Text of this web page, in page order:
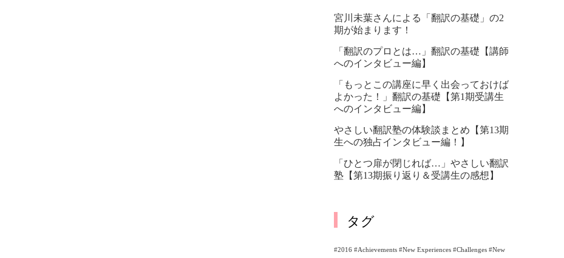
宮川未葉さんによる「翻訳の基礎」の2
期が始まります！
「翻訳のプロとは…」翻訳の基礎【講師
へのインタビュー編】
「もっとこの講座に早く出会っておけば
よかった！」翻訳の基礎【第1期受講生
へのインタビュー編】
やさしい翻訳塾の体験談まとめ【第13期
生への独占インタビュー編！】
「ひとつ扉が閉じれば…」やさしい翻訳
塾【第13期振り返り＆受講生の感想】
タグ
#2016 #Achievements #New Experiences #Challenges #New